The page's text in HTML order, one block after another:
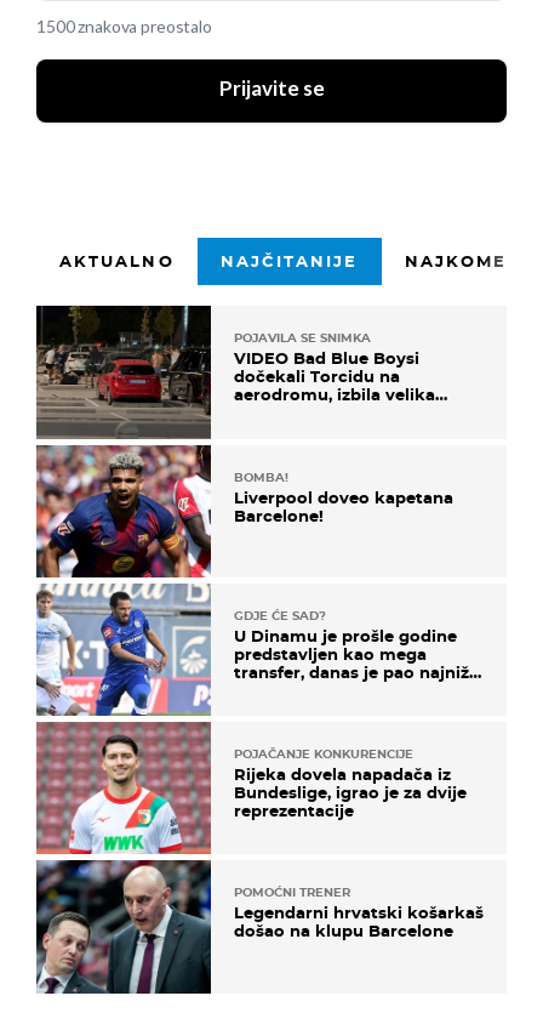
1500 znakova preostalo
Prijavite se
AKTUALNO NAJČITANIJE
POJAVILA SE SNIMKA
VIDEO Bad Blue Boysi
dočekali Torcidu na
aerodromu, izbila velika
BOMBA!
Liverpool doveo kapetana
Barcelone!
GDJE ĆE SAD?
U Dinamu je prošle godine
predstavljen kao mega
transfer, danas je pao najniže
POJAČANJE KONKURENCIJE
Rijeka dovela napadača iz
Bundeslige, igrao je za dvije
reprezentacije
POMOĆNI TRENER
Legendarni hrvatski košarkaš
došao na klupu Barcelone